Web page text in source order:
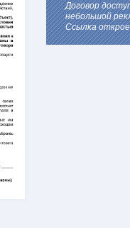
Договор
небольшой
Ссылка